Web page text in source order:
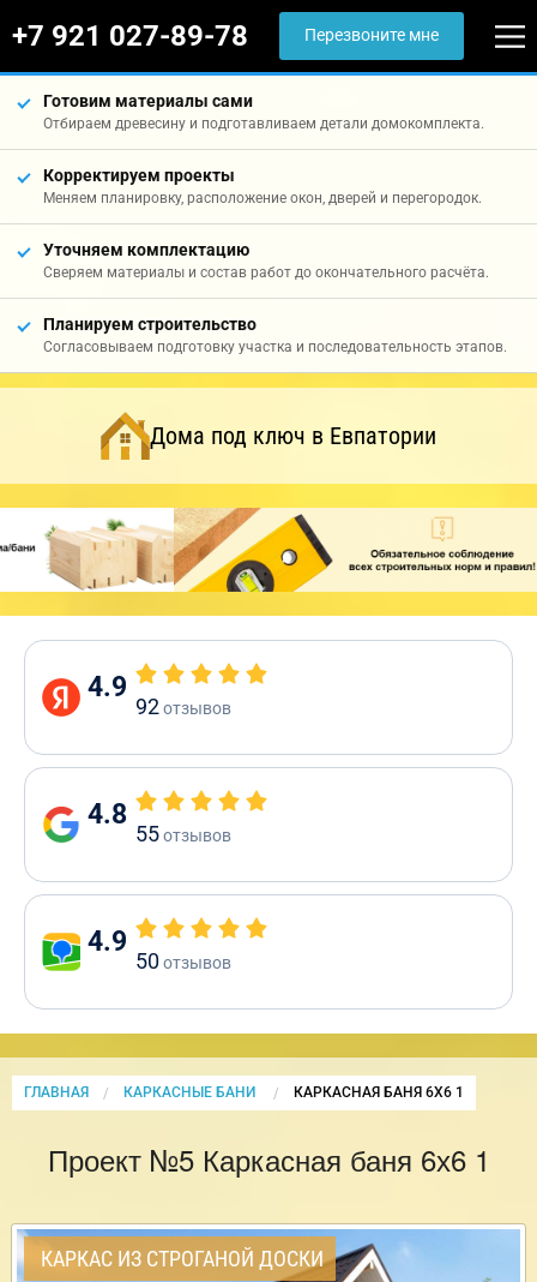
+7 921 027-89-78 Перезвоните мне
Готовим материалы сами
Отбираем древесину и подготавливаем детали домокомплекта.
Корректируем проекты
Меняем планировку, расположение окон, дверей и перегородок.
Уточняем комплектацию
Сверяем материалы и состав работ до окончательного расчёта.
Планируем строительство
Согласовываем подготовку участка и последовательность этапов.
Дома под ключ в Евпатории
4.9
92отзывов
4.8
55отзывов
4.9
50отзывов
ГЛАВНАЯ КАРКАСНЫЕ БАНИ CURRENT:
КАРКАСНАЯ БАНЯ 6Х6 1
Проект №5 Каркасная баня 6х6 1
КАРКАС ИЗ СТРОГАНОЙ ДОСКИ